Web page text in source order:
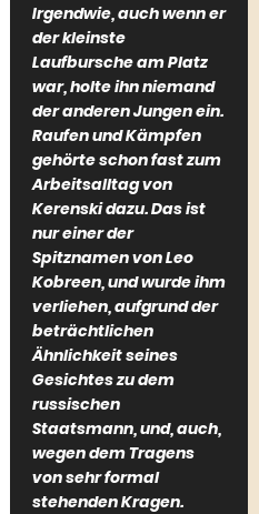
Irgendwie, auch wenn er
der kleinste
Laufbursche am Platz
war, holte ihn niemand
der anderen Jungen ein.
Raufen und Kämpfen
gehörte schon fast zum
Arbeitsalltag von
Kerenski dazu. Das ist
nur einer der
Spitznamen von Leo
Kobreen, und wurde ihm
verliehen, aufgrund der
beträchtlichen
Ähnlichkeit seines
Gesichtes zu dem
russischen
Staatsmann, und, auch,
wegen dem Tragens
von sehr formal
stehenden Kragen.